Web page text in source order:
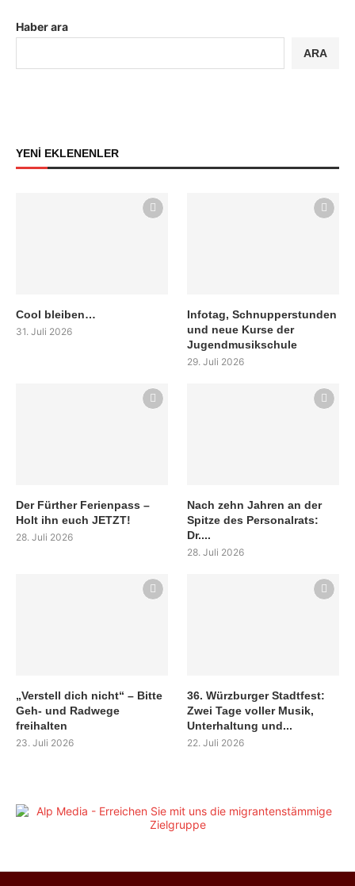
Haber ara
ARA
YENİ EKLENENLER
Cool bleiben…
31. Juli 2026
Infotag, Schnupperstunden
und neue Kurse der
Jugendmusikschule
29. Juli 2026
Der Fürther Ferienpass –
Holt ihn euch JETZT!
28. Juli 2026
Nach zehn Jahren an der
Spitze des Personalrats:
Dr....
28. Juli 2026
„Verstell dich nicht“ – Bitte
Geh- und Radwege
freihalten
23. Juli 2026
36. Würzburger Stadtfest:
Zwei Tage voller Musik,
Unterhaltung und...
22. Juli 2026